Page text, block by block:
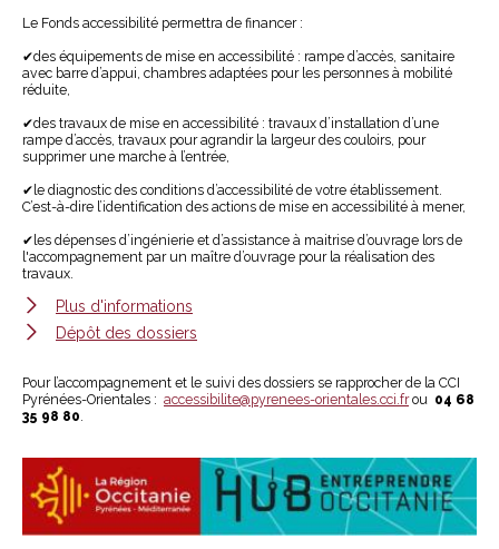
Le Fonds accessibilité permettra de financer :
✔des équipements de mise en accessibilité : rampe d’accès, sanitaire
avec barre d’appui, chambres adaptées pour les personnes à mobilité
réduite,
✔des travaux de mise en accessibilité : travaux d’installation d’une
rampe d’accès, travaux pour agrandir la largeur des couloirs, pour
supprimer une marche à l’entrée,
✔le diagnostic des conditions d’accessibilité de votre établissement.
C’est-à-dire l’identification des actions de mise en accessibilité à mener,
✔les dépenses d’ingénierie et d’assistance à maitrise d’ouvrage lors de
l'accompagnement par un maître d’ouvrage pour la réalisation des
travaux.
Plus d'informations
Dépôt des dossiers
Pour l’accompagnement et le suivi des dossiers se rapprocher de la CCI
Pyrénées-Orientales : accessibilite@pyrenees-orientales.cci.frou 04 68
35 98 80